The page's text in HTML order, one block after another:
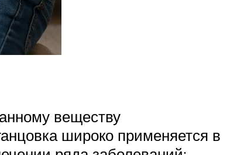
веществу
широко применяется в